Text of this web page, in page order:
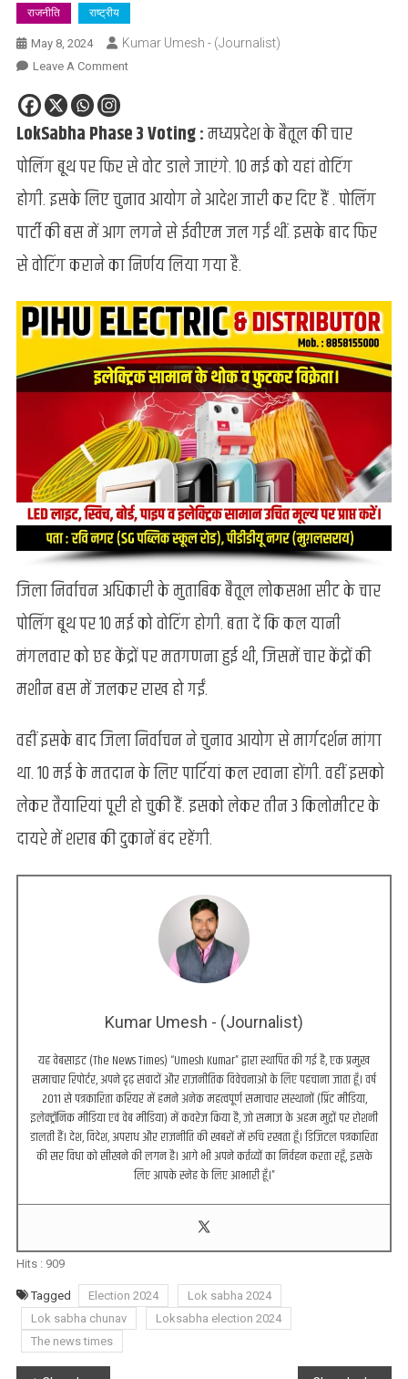
राजनीति राष्ट्रीय
May 8, 2024 Kumar Umesh - (Journalist)
Leave A CommentOn
3
:
बैतूल
के
4
पोलिंग
फिर
से
होगा
मतदान,
जाने
क्या
है
वजह
?
LokSabha Phase 3 Voting :मध्यप्रदेश के बैतूल की चार
पोलिंग बूथ पर फिर से वोट डाले जाएंगे. 10 मई को यहां वोटिंग
होगी. इसके लिए चुनाव आयोग ने आदेश जारी कर दिए हैं . पोलिंग
पार्टी की बस में आग लगने से ईवीएम जल गईं थीं. इसके बाद फिर
से वोटिंग कराने का निर्णय लिया गया है.
जिला निर्वाचन अधिकारी के मुताबिक बैतूल लोकसभा सीट के चार
पोलिंग बूथ पर 10 मई को वोटिंग होगी. बता दें कि कल यानी
मंगलवार को छह केंद्रों पर मतगणना हुई थी, जिसमें चार केंद्रों की
मशीन बस में जलकर राख हो गईं.
वहीं इसके बाद जिला निर्वाचन ने चुनाव आयोग से मार्गदर्शन मांगा
था. 10 मई के मतदान के लिए पार्टियां कल रवाना होंगी. वहीं इसको
लेकर तैयारियां पूरी हो चुकी हैं. इसको लेकर तीन 3 किलोमीटर के
दायरे में शराब की दुकानें बंद रहेंगी.
Kumar Umesh - (Journalist)
यह वेबसाइट (The News Times) “Umesh Kumar” द्वारा स्थापित की गई है, एक प्रमुख
समाचार रिपोर्टर, अपने दृढ़ संवादों और राजनीतिक विवेचनाओं के लिए पहचाना जाता हूँ। वर्ष
2011 से पत्रकारिता करियर में हमने अनेक महत्वपूर्ण समाचार संस्थानों (प्रिंट मीडिया,
इलेक्ट्रॉनिक मीडिया एवं वेब मीडिया) में कवरेज किया है, जो समाज के अहम मुद्दों पर रोशनी
डालती हैं। देश, विदेश, अपराध और राजनीति की खबरों में रुचि रखता हूँ। डिजिटल पत्रकारिता
की सर विधा को सीखने की लगन है। आगे भी अपने कर्तव्यों का निर्वहन करता रहूँ, इसके
लिए आपके स्नेह के लिए आभारी हूँ।”
Hits : 909
Tagged Election 2024
Lok sabha 2024
Lok sabha chunav
Loksabha election 2024
The news times